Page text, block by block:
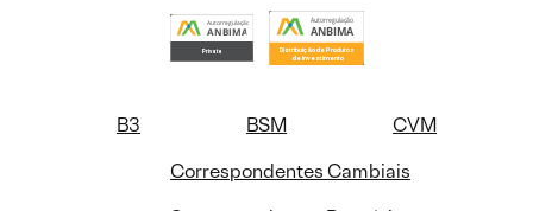
B3 BSM
CVM
Correspondentes Cambiais